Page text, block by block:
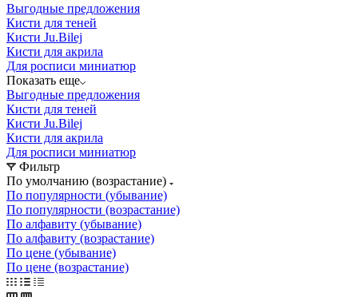
Выгодные предложения
Кисти для теней
Кисти Ju.Bilej
Кисти для акрила
Для росписи миниатюр
Показать еще
Выгодные предложения
Кисти для теней
Кисти Ju.Bilej
Кисти для акрила
Для росписи миниатюр
Фильтр
По умолчанию (возрастание)
По популярности (убывание)
По популярности (возрастание)
По алфавиту (убывание)
По алфавиту (возрастание)
По цене (убывание)
По цене (возрастание)